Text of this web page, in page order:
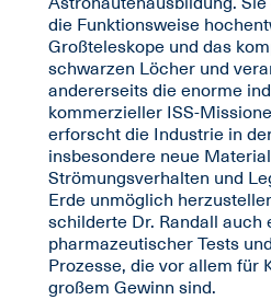
die Funktionsweise
Großteleskope und das
schwarzen Löcher und
andererseits die enorme
kommerzieller ISS-
erforscht die Industrie in
insbesondere neue
Strömungsverhalten und
Erde unmöglich
schilderte Dr. Randall
pharmazeutischer Tests
Prozesse, die vor allem für
großem Gewinn sind.